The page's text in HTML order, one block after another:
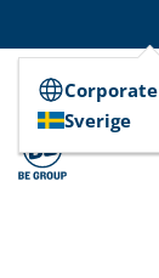
Corporate
Sverige